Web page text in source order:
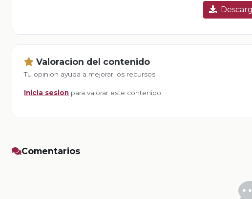
Valoracion del contenido
Tu opinion ayuda a mejorar los recursos
Inicia sesion para valorar este contenido.
Comentarios